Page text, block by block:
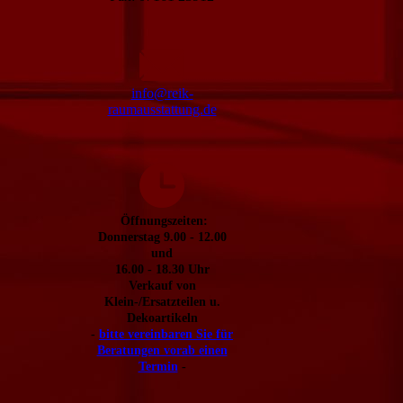
info@reik-
raumausstattung.de
Öffnungszeiten:
Donnerstag 9.00 - 12.00
und
16.00 - 18.30 Uhr
Verkauf von
Klein-/Ersatzteilen u.
Dekoartikeln
- bitte vereinbaren Sie für
Beratungen vorab einen
Termin-